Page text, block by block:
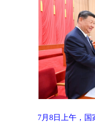
7月8日上午，